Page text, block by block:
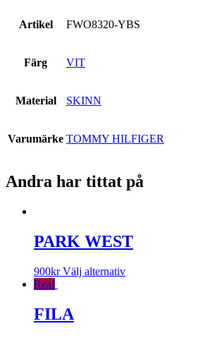
Artikel FWO8320-YBS
Färg VIT
Material SKINN
Varumärke TOMMY HILFIGER
Andra har tittat på
PARK WEST
900kr Välj alternativ
Rea!
FILA